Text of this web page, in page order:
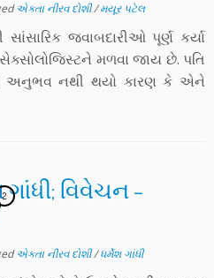
એકતા નીરવ દોશી/મયૂર પટેલ
સાંસારિક જવાબદારીઓ પૂર્ણ કર્યા
મળવા જાય છે. પતિ
અનુભવ નથી થયો કારણ કે એને
વિવેચન –
2
એકતા નીરવ દોશી/ધર્મેશ ગાંધી